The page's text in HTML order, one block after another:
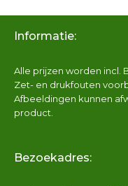
Informatie:
Alle prijzen worden incl.
Zet- en drukfouten
Afbeeldingen kunnen
product.
Bezoekadres: